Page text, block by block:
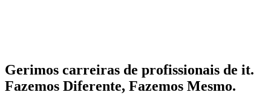
Gerimos carreiras de profissionais de it.
Fazemos Diferente, Fazemos Mesmo.